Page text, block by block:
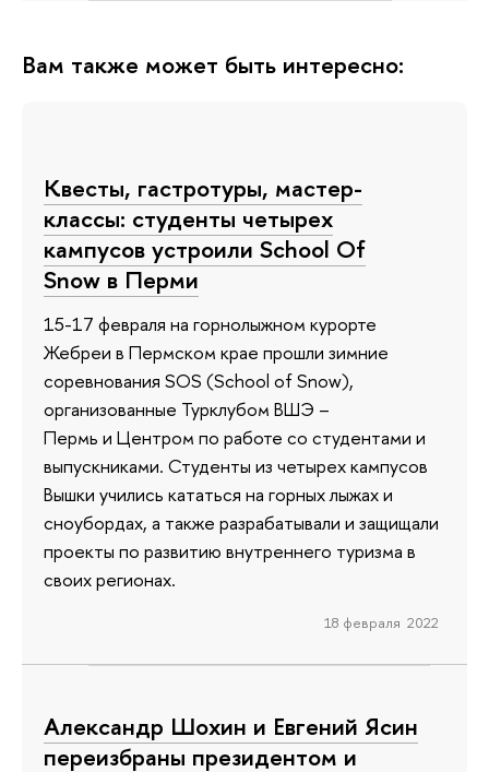
Вам также может быть интересно:
Квесты, гастротуры, мастер-
классы: студенты четырех
кампусов устроили School Of
Snow в Перми
15-17 февраля на горнолыжном курорте
Жебреи в Пермском крае прошли зимние
соревнования SOS (School of Snow),
организованные Турклубом ВШЭ –
Пермь и Центром по работе со студентами и
выпускниками. Студенты из четырех кампусов
Вышки учились кататься на горных лыжах и
сноубордах, а также разрабатывали и защищали
проекты по развитию внутреннего туризма в
своих регионах.
18 февраля 2022
Александр Шохин и Евгений Ясин
переизбраны президентом и